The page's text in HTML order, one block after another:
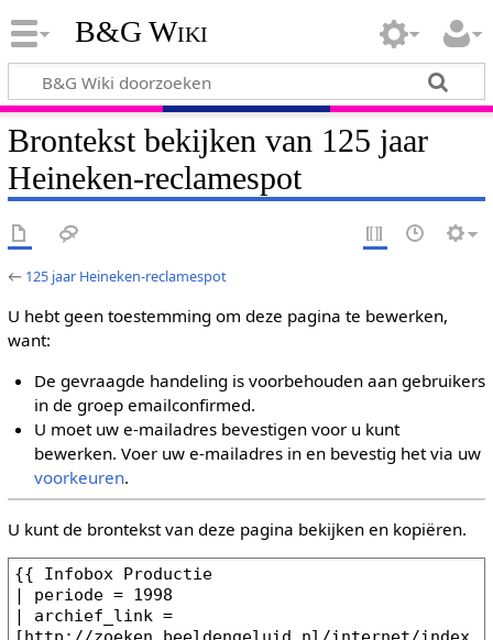
B&G Wiki
Brontekst bekijken van 125 jaar
Heineken-reclamespot
← 125 jaar Heineken-reclamespot
U hebt geen toestemming om deze pagina te bewerken,
want:
De gevraagde handeling is voorbehouden aan gebruikers
in de groep emailconfirmed.
U moet uw e-mailadres bevestigen voor u kunt
bewerken. Voer uw e-mailadres in en bevestig het via uw
voorkeuren.
U kunt de brontekst van deze pagina bekijken en kopiëren.